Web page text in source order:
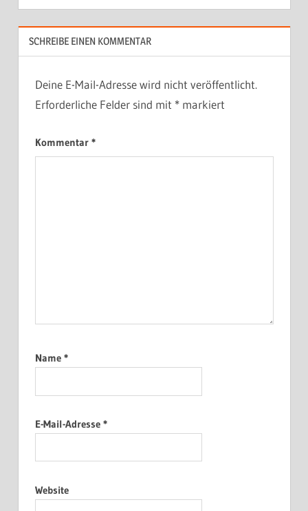
SCHREIBE EINEN KOMMENTAR
Deine E-Mail-Adresse wird nicht veröffentlicht.
Erforderliche Felder sind mit *markiert
Kommentar *
Name *
E-Mail-Adresse *
Website